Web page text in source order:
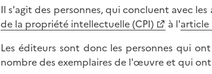
Il s'agit des personnes, qui concluent avec
de la propriété intellectuelle (CPI)
à l'article
Les éditeurs sont donc les personnes qui
nombre des exemplaires de l'œuvre et qui